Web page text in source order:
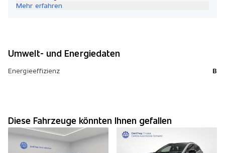
Mehr erfahren
Umwelt- und Energiedaten
Energieeffizienz B
Diese Fahrzeuge könnten Ihnen gefallen